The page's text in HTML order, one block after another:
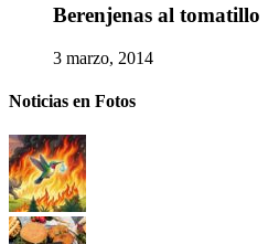
Berenjenas al tomatillo
3 marzo, 2014
Noticias en Fotos